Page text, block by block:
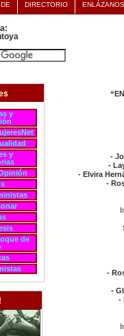
DIRECTORIO ENLÁZANOS
y
y
de
-
-
- Elvira
-
-
-
-